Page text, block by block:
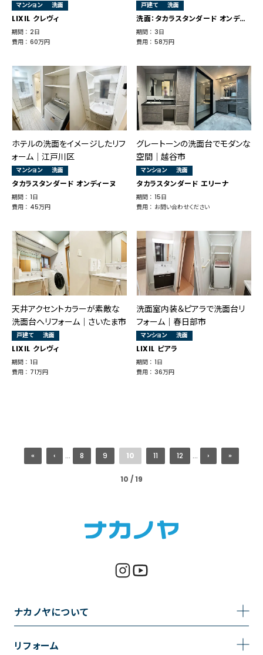
マンション 洗面
LIXIL クレヴィ
期間 ： 2日
費用 ： 60万円
戸建て 洗面
洗面：タカラスタンダード オンディーヌ
期間 ： 3日
費用 ： 58万円
ホテルの洗面をイメージしたリフ
ォーム｜江戸川区
マンション 洗面
タカラスタンダード オンディーヌ
期間 ： 1日
費用 ： 45万円
グレートーンの洗面台でモダンな
空間｜越谷市
マンション 洗面
タカラスタンダード エリーナ
期間 ： 15日
費用 ： お問い合わせください
天井アクセントカラーが素敵な
洗面台へリフォーム｜さいたま市
戸建て 洗面
LIXIL クレヴィ
期間 ： 1日
費用 ： 71万円
洗面室内装＆ピアラで洗面台リ
フォーム｜春日部市
マンション 洗面
LIXIL ピアラ
期間 ： 1日
費用 ： 36万円
10 / 19
« ‹ ... 8 9 10 11 12 ... › »
ナカノヤについて
事業内容
リフォーム